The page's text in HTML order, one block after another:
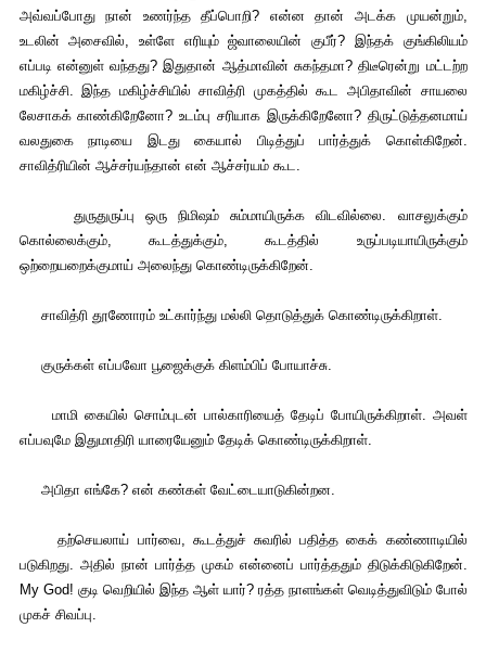
அவ்வப்போது நான் உணர்ந்த தீப்பொறி? என்ன தான் அடக்க முயன்றும்,
உடலின் அசைவில், உள்ளே எரியும் ஜ்வாலையின் குபீர்? இந்தக் குங்கிலியம்
எப்படி என்னுள் வந்தது? இதுதான் ஆத்மாவின் சுகந்தமா? திடீரென்று மட்டற்ற
மகிழ்ச்சி. இந்த மகிழ்ச்சியில் சாவித்ரி முகத்தில் கூட அபிதாவின் சாயலை
லேசாகக் காண்கிறேனோ? உடம்பு சரியாக இருக்கிறேனோ? திருட்டுத்தனமாய்
வலதுகை நாடியை இடது கையால் பிடித்துப் பார்த்துக் கொள்கிறேன்.
சாவித்ரியின் ஆச்சர்யந்தான் என் ஆச்சர்யம் கூட.
துருதுருப்பு ஒரு நிமிஷம் சும்மாயிருக்க விடவில்லை. வாசலுக்கும்
கொல்லைக்கும், கூடத்துக்கும், கூடத்தில் உருப்படியாயிருக்கும்
ஒற்றையறைக்குமாய் அலைந்து கொண்டிருக்கிறேன்.
சாவித்ரி தூணோரம் உட்கார்ந்து மல்லி தொடுத்துக் கொண்டிருக்கிறாள்.
குருக்கள் எப்பவோ பூஜைக்குக் கிளம்பிப் போயாச்சு.
மாமி கையில் சொம்புடன் பால்காரியைத் தேடிப் போயிருக்கிறாள். அவள்
எப்பவுமே இதுமாதிரி யாரையேனும் தேடிக் கொண்டிருக்கிறாள்.
அபிதா எங்கே? என் கண்கள் வேட்டையாடுகின்றன.
தற்செயலாய் பார்வை, கூடத்துச் சுவரில் பதித்த கைக் கண்ணாடியில்
படுகிறது. அதில் நான் பார்த்த முகம் என்னைப் பார்த்ததும் திடுக்கிடுகிறேன்.
My God! குடி வெறியில் இந்த ஆள் யார்? ரத்த நாளங்கள் வெடித்துவிடும் போல்
முகச் சிவப்பு.